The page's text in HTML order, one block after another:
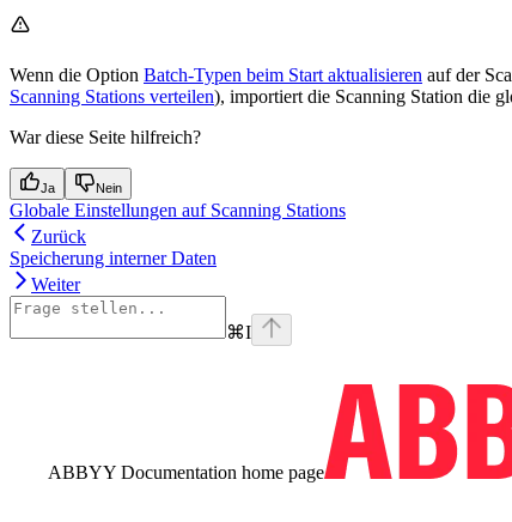
Wenn die Option Batch-Typen beim Start aktualisieren auf der
Scanning Stations verteilen), importiert die Scanning Station die
War diese Seite hilfreich?
Ja Nein
Globale Einstellungen auf Scanning Stations
Zurück
Speicherung interner Daten
Weiter
⌘I
ABBYY Documentation home page